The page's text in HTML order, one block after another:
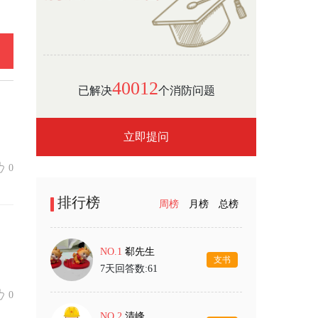
0
0
已解决40012个消防问题
立即提问
排行榜 周榜 月榜 总榜
NO.1 郗先生
7天回答数:61
支书